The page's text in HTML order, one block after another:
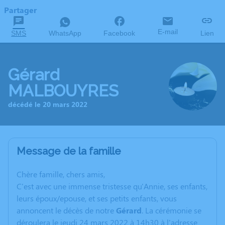
Partager
SMS WhatsApp Facebook E-mail Lien
Gérard
MALBOUYRES
décédé le 20 mars 2022
Message de la famille
Chère famille, chers amis,
C'est avec une immense tristesse qu'Annie, ses enfants,
leurs époux/epouse, et ses petits enfants, vous
annoncent le décès de notre Gérard. La cérémonie se
déroulera le jeudi 24 mars 2022 à 14h30 à l'adresse